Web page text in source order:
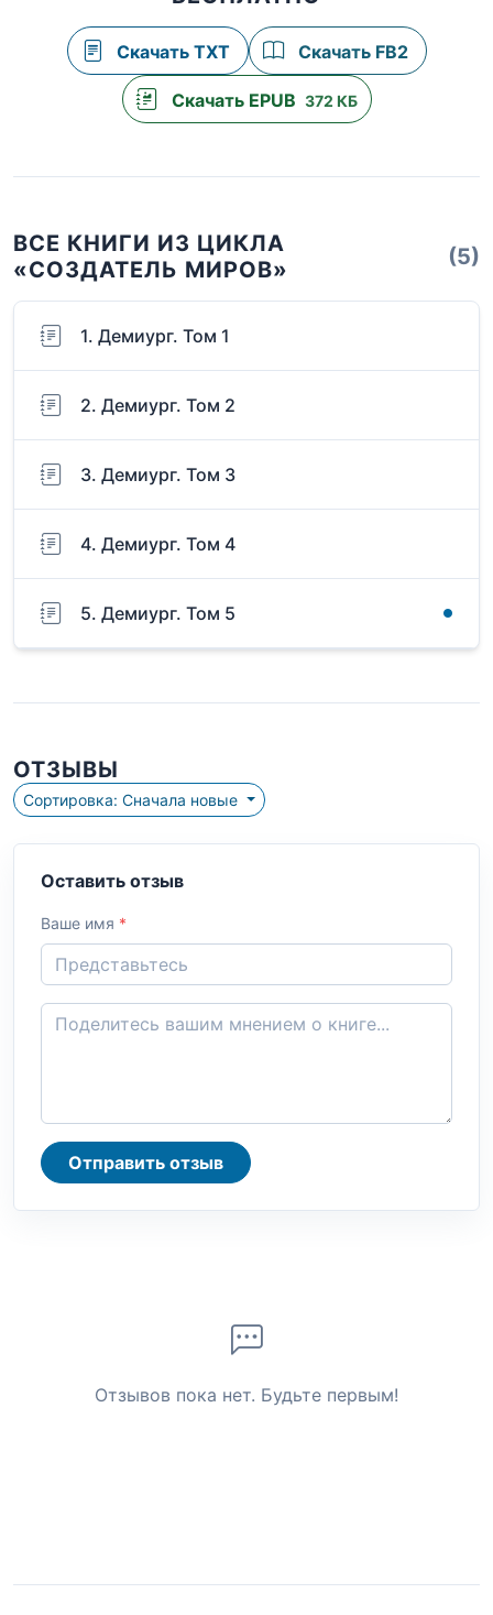
Скачать TXT Скачать FB2
Скачать EPUB 372 КБ
ВСЕ КНИГИ ИЗ ЦИКЛА
«СОЗДАТЕЛЬ МИРОВ»
(5)
1. Демиург. Том 1
2. Демиург. Том 2
3. Демиург. Том 3
4. Демиург. Том 4
5. Демиург. Том 5
ОТЗЫВЫ
Сортировка: Сначала новые
Оставить отзыв
Ваше имя *
Отправить отзыв
Отзывов пока нет. Будьте первым!